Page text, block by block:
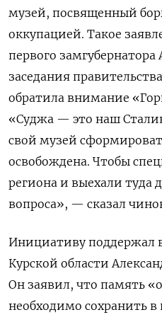
музей, посвященный
оккупацией. Такое
первого замгубернатора
заседания
обратила внимание
«Суджа — это наш
свой музей
освобождена. Чтобы
региона и выехали туда
вопроса», — сказал
Инициативу поддержал
Курской области
Он заявил, что память
необходимо сохранить в